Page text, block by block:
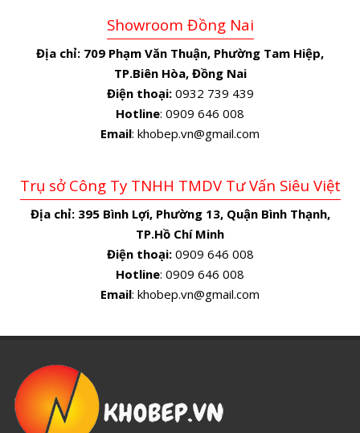
Showroom Đồng Nai
Địa chỉ: 709 Phạm Văn Thuận, Phường Tam Hiệp,
TP.Biên Hòa, Đồng Nai
Điện thoại:0932 739 439
Hotline: 0909 646 008
Email: khobep.vn@gmail.com
Trụ sở Công Ty TNHH TMDV Tư Vấn Siêu Việt
Địa chỉ: 395 Bình Lợi, Phường 13, Quận Bình Thạnh,
TP.Hồ Chí Minh
Điện thoại:0909 646 008
Hotline: 0909 646 008
Email: khobep.vn@gmail.com